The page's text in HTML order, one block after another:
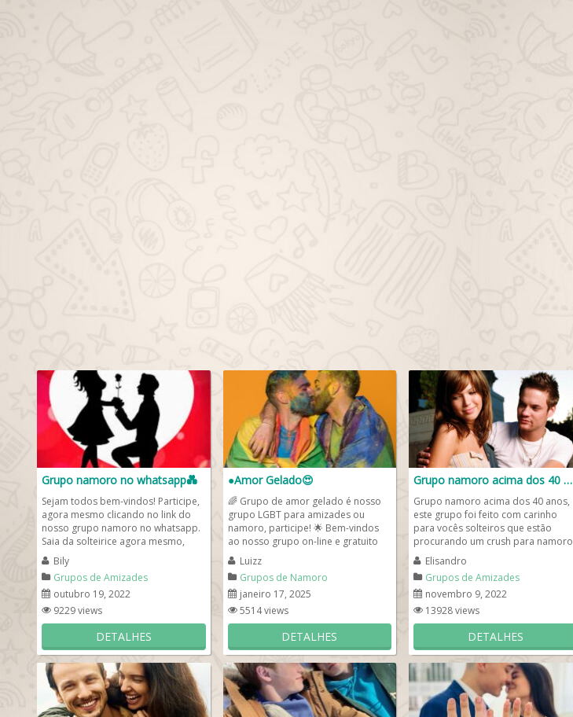
Grupo namoro no whatsapp💑
Sejam todos bem-vindos! Participe,
agora mesmo clicando no link do
nosso grupo namoro no whatsapp.
Saia da solteirice agora mesmo,
entrando em nosso de whats...
Bily
Grupos de Amizades
outubro 19, 2022
9229 views
DETALHES
●Amor Gelado😍
🌈 Grupo de amor gelado é nosso
grupo LGBT para amizades ou
namoro, participe! 🌟 Bem-vindos
ao nosso grupo on-line e gratuito
para juntar solteiros LGBT...
Luizz
Grupos de Namoro
janeiro 17, 2025
5514 views
DETALHES
Grupo namoro acima dos 40 anos
Grupo namoro acima dos 40 anos,
este grupo foi feito com carinho
para vocês solteiros que estão
procurando um crush para namoro
ou amizade no de WhatsApp....
Elisandro
Grupos de Amizades
novembro 9, 2022
13928 views
DETALHES